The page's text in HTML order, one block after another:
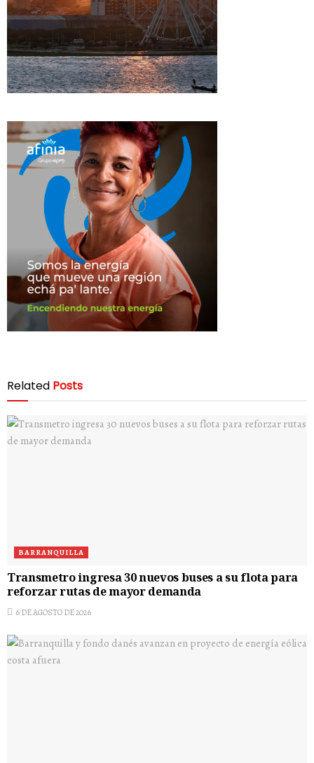
Related Posts
BARRANQUILLA
Transmetro ingresa 30 nuevos buses a su flota para
reforzar rutas de mayor demanda
6 DE AGOSTO DE 2026